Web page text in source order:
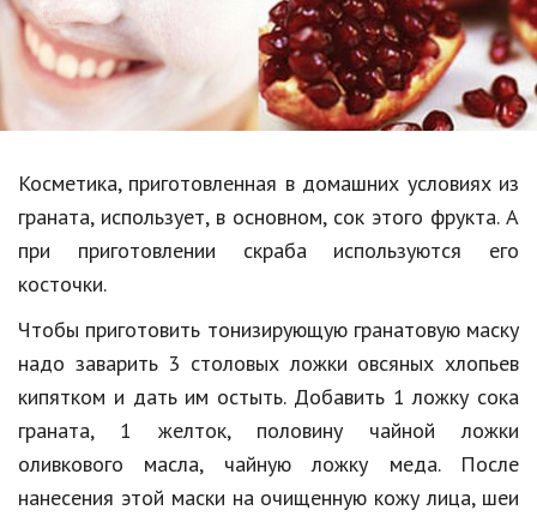
Образование
В мире
Культура
Спорт
Знаменитости
Статьи
Обзоры
Рецепты
Красота и здоровье
Косметика, приготовленная в домашних условиях из
граната, использует, в основном, сок этого фрукта. А
при приготовлении скраба используются его
косточки.
Чтобы приготовить тонизирующую гранатовую маску
надо заварить 3 столовых ложки овсяных хлопьев
кипятком и дать им остыть. Добавить 1 ложку сока
граната, 1 желток, половину чайной ложки
оливкового масла, чайную ложку меда. После
нанесения этой маски на очищенную кожу лица, шеи